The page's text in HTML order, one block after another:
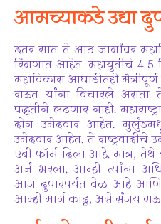
आमच्याकडे उद्या
इतर सात ते आठ जागांवर
रिंगणात आहेत. महायुतीचे 4-5
महाविकास आघाडीतही
राऊत यांना विचारले असता
पद्धतीने लढणार नाही.
दोन उमेदवार आहेत.
उमेदवार आहेत. ते राष्ट्रवादीचे
एबी फॉर्म दिला आहे. मात्र,
अर्ज भरला. आम्ही त्यांना
आज दुपारपर्यंत वेळ आहे आणि
आम्ही मार्ग काढू, असे संजय